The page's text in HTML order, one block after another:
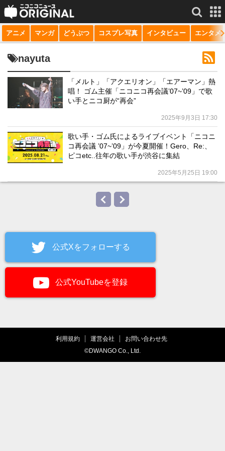
サービス一覧 もっと見る
動画
生放送
チャンネル
マンガ
アニメ マンガ どうぶつ コスプレ写真 インタビュー エンタメ
nayuta
「メルト」「アクエリオン」「エアーマン」熱
唱！ ゴム主催「ニコニコ再会議’07~’09」で歌
い手とニコ厨が“再会”
2025年9月3日 17:30
歌い手・ゴム氏によるライブイベント「ニコニ
コ再会議 ’07~’09」が今夏開催！Gero、Re:、
ピコetc..往年の歌い手が渋谷に集結
2025年5月25日 19:00
公式Xをフォローする
公式YouTubeを登録
利用規約 運営会社
お問い合わせ先
©DWANGO Co., Ltd.